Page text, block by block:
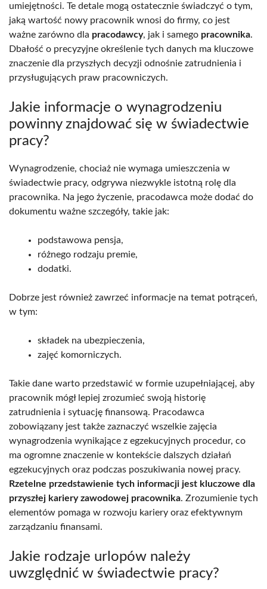
umiejętności. Te detale mogą ostatecznie świadczyć o tym,
jaką wartość nowy pracownik wnosi do firmy, co jest
ważne zarówno dla pracodawcy, jak i samego pracownika.
Dbałość o precyzyjne określenie tych danych ma kluczowe
znaczenie dla przyszłych decyzji odnośnie zatrudnienia i
przysługujących praw pracowniczych.
Jakie informacje o wynagrodzeniu
powinny znajdować się w świadectwie
pracy?
Wynagrodzenie, chociaż nie wymaga umieszczenia w
świadectwie pracy, odgrywa niezwykle istotną rolę dla
pracownika. Na jego życzenie, pracodawca może dodać do
dokumentu ważne szczegóły, takie jak:
podstawowa pensja,
różnego rodzaju premie,
dodatki.
Dobrze jest również zawrzeć informacje na temat potrąceń,
w tym:
składek na ubezpieczenia,
zajęć komorniczych.
Takie dane warto przedstawić w formie uzupełniającej, aby
pracownik mógł lepiej zrozumieć swoją historię
zatrudnienia i sytuację finansową. Pracodawca
zobowiązany jest także zaznaczyć wszelkie zajęcia
wynagrodzenia wynikające z egzekucyjnych procedur, co
ma ogromne znaczenie w kontekście dalszych działań
egzekucyjnych oraz podczas poszukiwania nowej pracy.
Rzetelne przedstawienie tych informacji jest kluczowe dla
przyszłej kariery zawodowej pracownika. Zrozumienie tych
elementów pomaga w rozwoju kariery oraz efektywnym
zarządzaniu finansami.
Jakie rodzaje urlopów należy
uwzględnić w świadectwie pracy?